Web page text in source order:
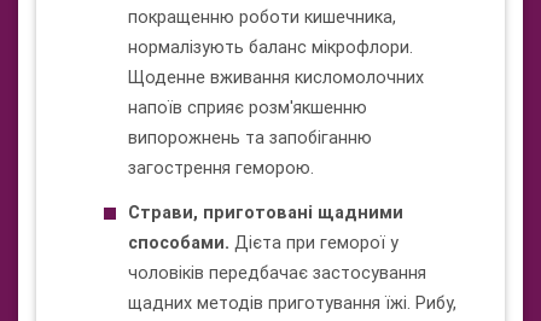
покращенню роботи кишечника,
нормалізують баланс мікрофлори.
Щоденне вживання кисломолочних
напоїв сприяє розм'якшенню
випорожнень та запобіганню
загострення геморою.
Страви, приготовані щадними
способами. Дієта при геморої у
чоловіків передбачає застосування
щадних методів приготування їжі. Рибу,